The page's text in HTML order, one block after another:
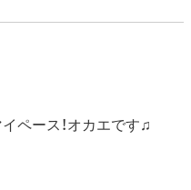
ペース！オカエです♫